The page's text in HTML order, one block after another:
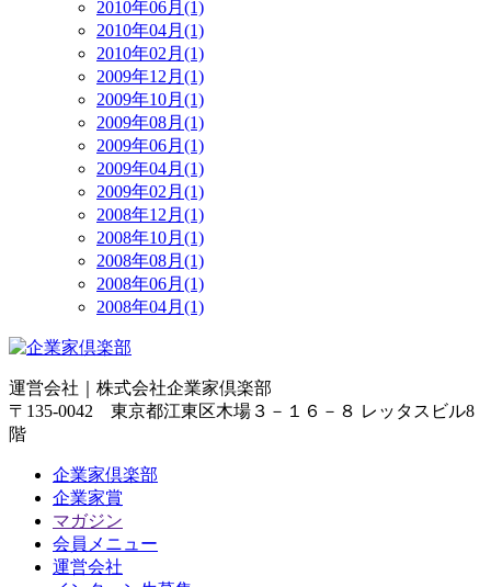
2010年06月(1)
2010年04月(1)
2010年02月(1)
2009年12月(1)
2009年10月(1)
2009年08月(1)
2009年06月(1)
2009年04月(1)
2009年02月(1)
2008年12月(1)
2008年10月(1)
2008年08月(1)
2008年06月(1)
2008年04月(1)
運営会社｜ 株式会社企業家倶楽部
〒135-0042 東京都江東区木場３－１６－８ レッタスビル8
階
企業家倶楽部
企業家賞
マガジン
会員メニュー
運営会社